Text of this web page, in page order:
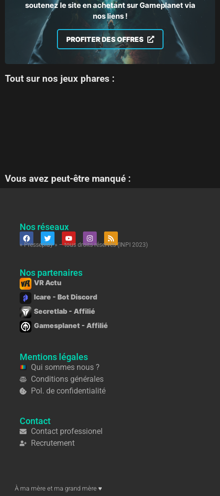
soutenez le site en achetant sur Gameplanet via
nos liens !
PROFITER DES OFFRES
Tout sur nos jeux phares :
Vous avez peut-être manqué :
Nos réseaux
« Presseplay » – tous droits réservés (INPI 2023)
Nos partenaires
VR Actu
Icare - Bot Discord
Secretlab - Affilié
Gamesplanet - Affilié
Mentions légales
Qui sommes nous ?
Conditions générales
Pol. de confidentialité
Contact
Contact professionel
Recrutement
À ma mère et ma grand mère ♥︎